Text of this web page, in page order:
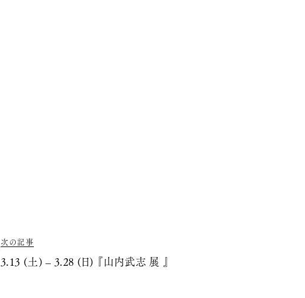
次の記事
3.13 (土) – 3.28 (日) 『山内武志 展 』